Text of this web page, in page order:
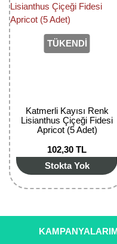
TÜKENDİ
Katmerli Kayısı Renk
Lisianthus Çiçeği Fidesi
Apricot (5 Adet)
102,30 TL
Stokta Yok